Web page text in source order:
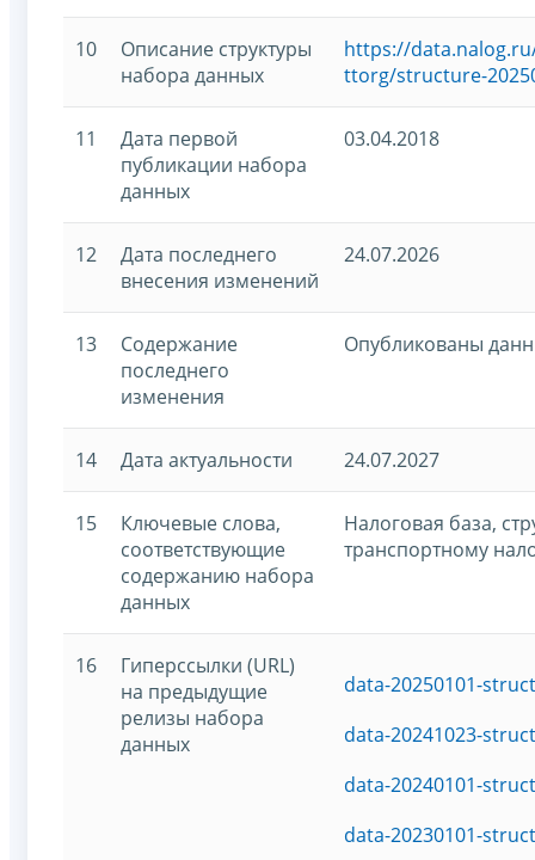
10
Описание структуры
набора данных
https://
ttorg/structure-
11
Дата первой
публикации набора
данных
03.04.2018
12
Дата последнего
внесения изменений
24.07.2026
13
Содержание
последнего
изменения
Опубликованы
14 Дата актуальности 24.07.2027
15
Ключевые слова,
соответствующие
содержанию набора
данных
Налоговая база,
транспортному
16
Гиперссылки (URL)
на предыдущие
релизы набора
данных
data-20250101-
data-20241023-
data-20240101-
data-20230101-